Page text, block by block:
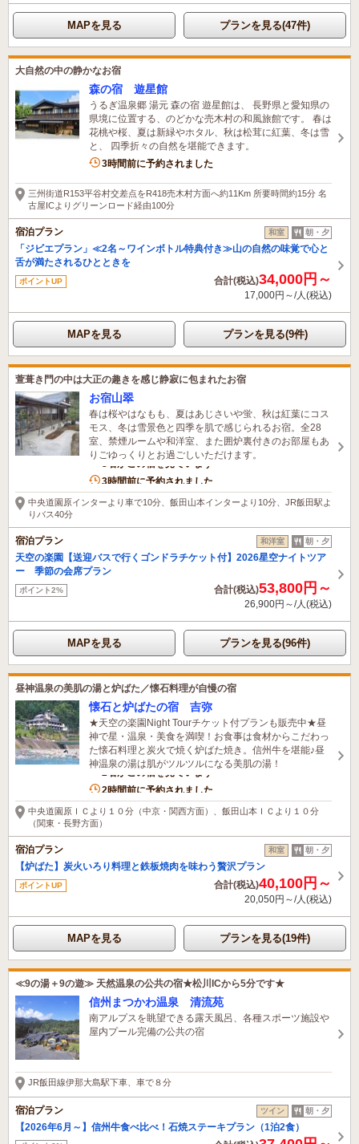
MAPを見る プランを見る(47件)
大自然の中の静かなお宿
森の宿 遊星館
うるぎ温泉郷 湯元 森の宿 遊星館は、 長野県と愛知県の
県境に位置する、のどかな売木村の和風旅館です。 春は
花桃や桜、夏は新緑やホタル、秋は松茸に紅葉、冬は雪
と、 四季折々の自然を堪能できます。
3時間前に予約されました
三州街道R153平谷村交差点をR418売木村方面へ約11Km 所要時間約15分 名
古屋ICよりグリーンロード経由100分
宿泊プラン 和室 朝・夕
「ジビエプラン」≪2名～ワインボトル特典付き≫山の自然の味覚で心と
舌が満たされるひとときを
ポイントUP 合計(税込)34,000円～
17,000円～/人(税込)
MAPを見る プランを見る(9件)
萱葺き門の中は大正の趣きを感じ静寂に包まれたお宿
お宿山翠
春は桜やはなもも、夏はあじさいや蛍、秋は紅葉にコス
モス、冬は雪景色と四季を肌で感じられるお宿。全28
室、禁煙ルームや和洋室、また囲炉裏付きのお部屋もあ
りごゆっくりとお過ごしいただけます。
3名がこの宿を見ています
3時間前に予約されました
中央道園原インターより車で10分、飯田山本インターより10分、JR飯田駅よ
りバス40分
宿泊プラン 和洋室 朝・夕
天空の楽園【送迎バスで行くゴンドラチケット付】2026星空ナイトツア
ー 季節の会席プラン
ポイント2% 合計(税込)53,800円～
26,900円～/人(税込)
MAPを見る プランを見る(96件)
昼神温泉の美肌の湯と炉ばた／懐石料理が自慢の宿
懐石と炉ばたの宿 吉弥
★天空の楽園Night Tourチケット付プランも販売中★昼
神で星・温泉・美食を満喫！お食事は食材からこだわっ
た懐石料理と炭火で焼く炉ばた焼き。信州牛を堪能♪昼
神温泉の湯は肌がツルツルになる美肌の湯！
2名がこの宿を見ています
2時間前に予約されました
中央道園原ＩＣより１０分（中京・関西方面）、飯田山本ＩＣより１０分
（関東・長野方面）
宿泊プラン 和室 朝・夕
【炉ばた】炭火いろり料理と鉄板焼肉を味わう贅沢プラン
ポイントUP 合計(税込)40,100円～
20,050円～/人(税込)
MAPを見る プランを見る(19件)
≪9の湯＋9の遊≫ 天然温泉の公共の宿★松川ICから5分です★
信州まつかわ温泉 清流苑
南アルプスを眺望できる露天風呂、各種スポーツ施設や
屋内プール完備の公共の宿
JR飯田線伊那大島駅下車、車で８分
宿泊プラン ツイン 朝・夕
【2026年6月～】信州牛食べ比べ！石焼ステーキプラン（1泊2食）